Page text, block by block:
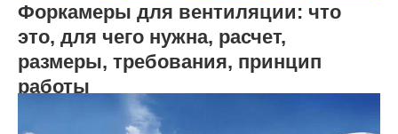
Форкамеры для вентиляции: что
это, для чего нужна, расчет,
размеры, требования, принцип
работы